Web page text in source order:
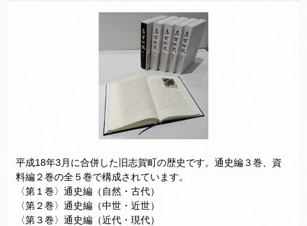
平成18年3月に合併した旧志賀町の歴史です。通史編３巻、資
料編２巻の全５巻で構成されています。
〈第１巻〉通史編（自然・古代）
〈第２巻〉通史編（中世・近世）
〈第３巻〉通史編（近代・現代）